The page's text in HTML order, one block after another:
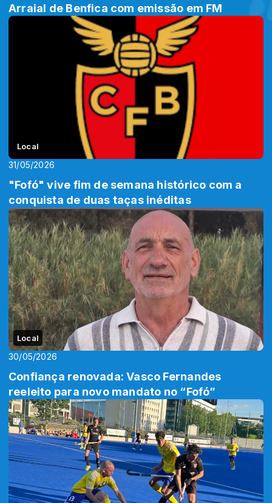
Arraial de Benfica com emissão em FM
Local
31/05/2026
"Fofó" vive fim de semana histórico com a
conquista de duas taças inéditas
Local
30/05/2026
Confiança renovada: Vasco Fernandes
reeleito para novo mandato no “Fofó”